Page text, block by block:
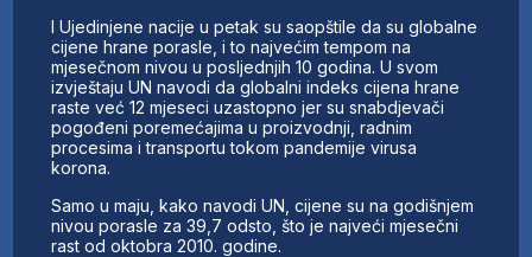
I Ujedinjene nacije u petak su saopštile da su globalne
cijene hrane porasle, i to najvećim tempom na
mjesečnom nivou u posljednjih 10 godina. U svom
izvještaju UN navodi da globalni indeks cijena hrane
raste već 12 mjeseci uzastopno jer su snabdjevači
pogođeni poremećajima u proizvodnji, radnim
procesima i transportu tokom pandemije virusa
korona.
Samo u maju, kako navodi UN, cijene su na godišnjem
nivou porasle za 39,7 odsto, što je najveći mjesečni
rast od oktobra 2010. godine.